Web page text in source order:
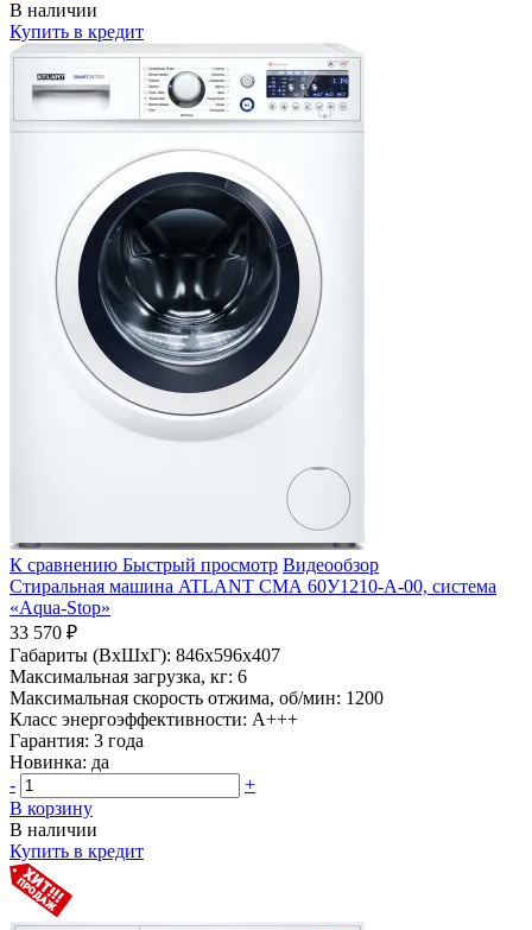
В наличии
Купить в кредит
К сравнению Быстрый просмотр Видеообзор
Стиральная машина ATLANT СМА 60У1210-А-00, система
«Aqua-Stop»
33 570 ₽
Габариты (ВхШхГ): 846x596x407
Максимальная загрузка, кг: 6
Максимальная скорость отжима, об/мин: 1200
Класс энергоэффективности: A+++
Гарантия: 3 года
Новинка: да
-
+
В корзину
В наличии
Купить в кредит